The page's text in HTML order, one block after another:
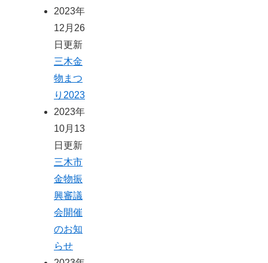
2023年
12月26
日更新
三木金
物まつ
り2023
2023年
10月13
日更新
三木市
金物振
興審議
会開催
のお知
らせ